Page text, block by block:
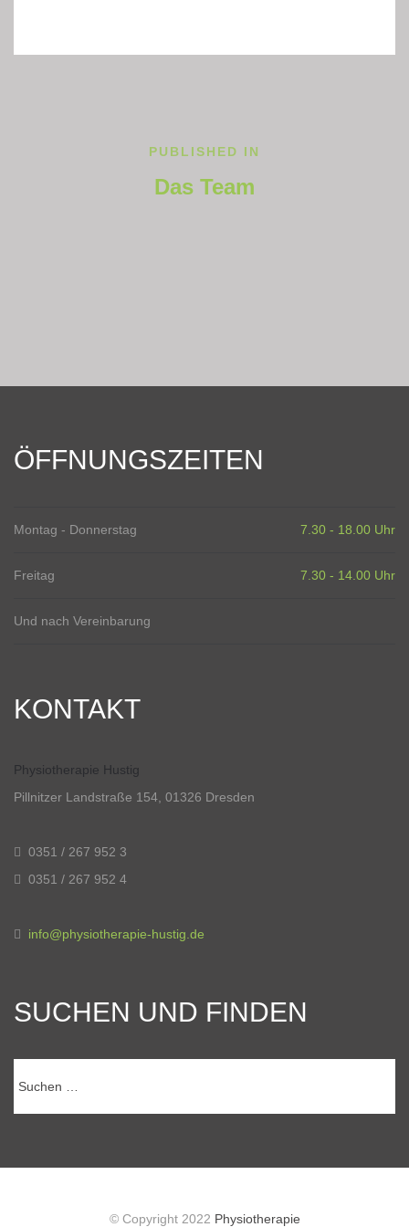
PUBLISHED IN
Das Team
ÖFFNUNGSZEITEN
Montag - Donnerstag 7.30 - 18.00 Uhr
Freitag 7.30 - 14.00 Uhr
Und nach Vereinbarung
KONTAKT
Physiotherapie Hustig
Pillnitzer Landstraße 154, 01326 Dresden
0351 / 267 952 3
0351 / 267 952 4
info@physiotherapie-hustig.de
SUCHEN UND FINDEN
© Copyright 2022 Physiotherapie